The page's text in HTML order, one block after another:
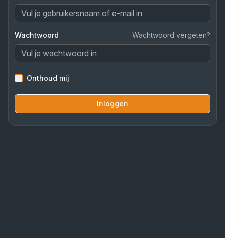
Wachtwoord Wachtwoord vergeten?
Onthoud mij
Inloggen